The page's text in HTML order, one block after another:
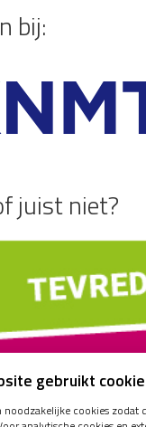
bij:
juist niet?
gebruikt
noodzakelijke cookies zodat